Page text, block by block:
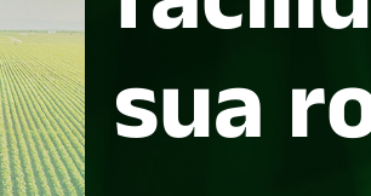
sua